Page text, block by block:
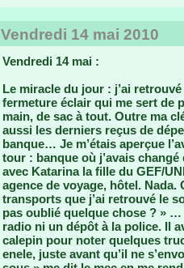
Vendredi 14 mai 2010
Vendredi 14 mai :
Le miracle du jour : j’ai
fermeture éclair qui me sert de
main, de sac à tout. Outre ma
aussi les derniers reçus de
banque… Je m’étais aperçue
tour : banque où j’avais
avec Katarina la fille du GEF/
agence de voyage, hôtel. Nada.
transports que j’ai retrouvé le
pas oublié quelque chose ? »
radio ni un dépôt à la police. Il
calepin pour noter quelques
enele, juste avant qu’il ne